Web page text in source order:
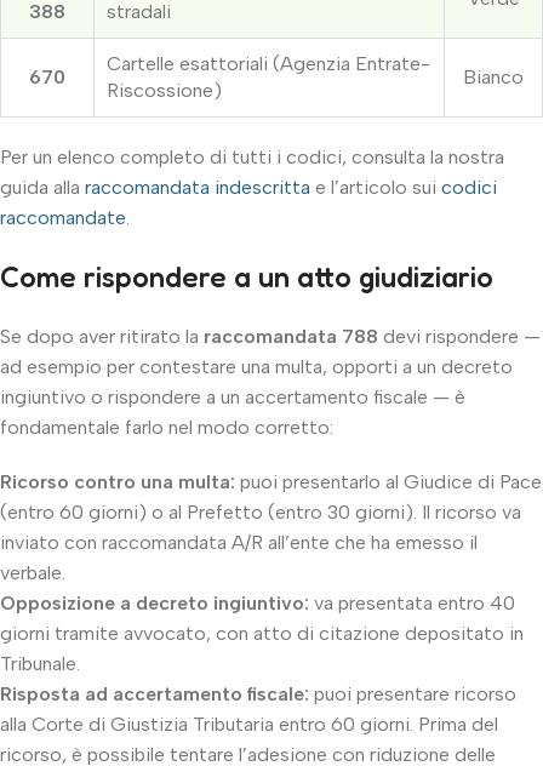
388 stradali
670
Cartelle esattoriali (Agenzia Entrate-
Riscossione)
Bianco
Per un elenco completo di tutti i codici, consulta la nostra
guida alla raccomandata indescritta e l’articolo sui codici
raccomandate.
Come rispondere a un atto giudiziario
Se dopo aver ritirato la raccomandata 788 devi rispondere —
ad esempio per contestare una multa, opporti a un decreto
ingiuntivo o rispondere a un accertamento fiscale — è
fondamentale farlo nel modo corretto:
Ricorso contro una multa: puoi presentarlo al Giudice di Pace
(entro 60 giorni) o al Prefetto (entro 30 giorni). Il ricorso va
inviato con raccomandata A/R all’ente che ha emesso il
verbale.
Opposizione a decreto ingiuntivo: va presentata entro 40
giorni tramite avvocato, con atto di citazione depositato in
Tribunale.
Risposta ad accertamento fiscale: puoi presentare ricorso
alla Corte di Giustizia Tributaria entro 60 giorni. Prima del
ricorso, è possibile tentare l’adesione con riduzione delle